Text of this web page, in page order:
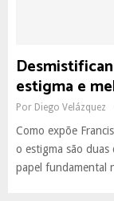
estigma e
Por Diego Velázquez
Como expõe
o estigma são duas
papel fundamental